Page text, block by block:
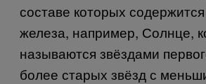
составе которых
железа, например, Солнце,
называются звёздами
более старых звёзд с